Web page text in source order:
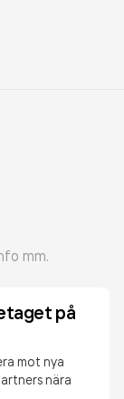
mm.
på
mot nya
nära